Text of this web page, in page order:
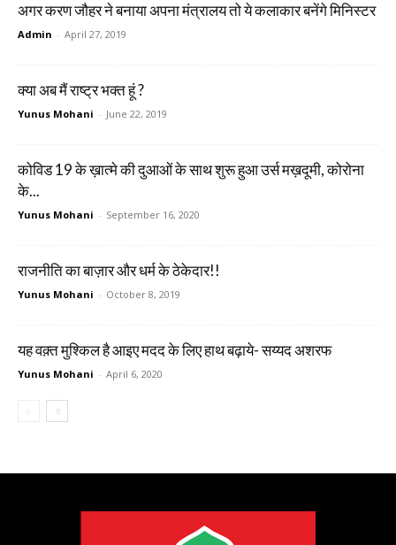
अगर करण जौहर ने बनाया अपना मंत्रालय तो ये कलाकार बनेंगे मिनिस्टर
Admin - April 27, 2019
क्या अब मैं राष्ट्र भक्त हूं ?
Yunus Mohani - June 22, 2019
कोविड 19 के ख़ात्मे की दुआओं के साथ शुरू हुआ उर्स मख़दूमी, कोरोना
के...
Yunus Mohani - September 16, 2020
राजनीति का बाज़ार और धर्म के ठेकेदार!!
Yunus Mohani - October 8, 2019
यह वक़्त मुश्किल है आइए मदद के लिए हाथ बढ़ाये- सय्यद अशरफ
Yunus Mohani - April 6, 2020